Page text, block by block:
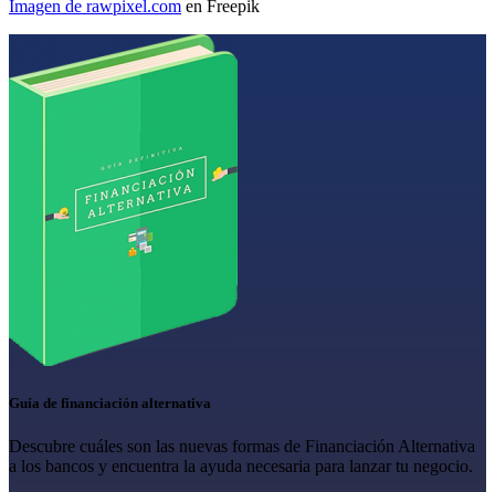
Imagen de rawpixel.com en Freepik
Guía de financiación alternativa
Descubre cuáles son las nuevas formas de Financiación Alternativa
a los bancos y encuentra la ayuda necesaria para lanzar tu negocio.